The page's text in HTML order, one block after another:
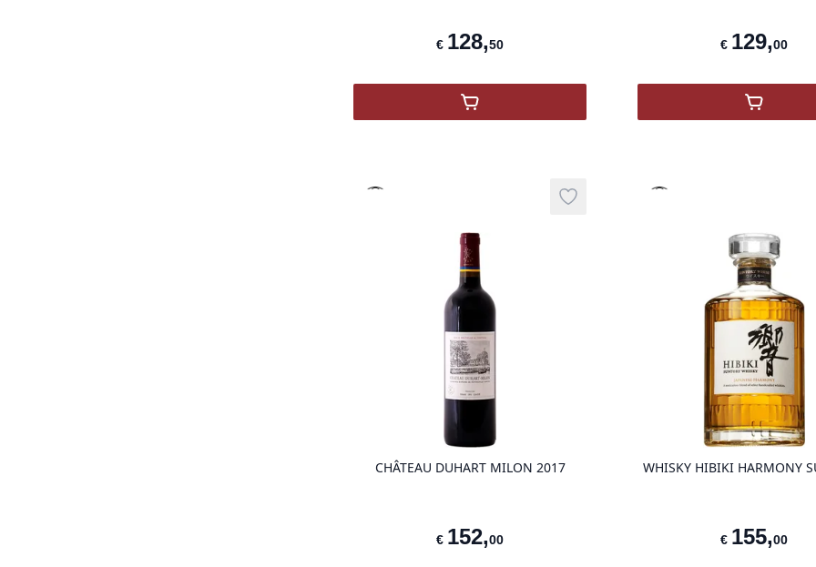
€ 128,50
,Champagne Taittinger Prestige Brut Magnum 1.5L
€ 129,00
,Cognac
Vinothèque
CHÂTEAU DUHART MILON 2017
€ 152,00
Add to wishlist
product variant items in cart, view bag
Prestige-selectie
WHISKY HIBIKI HARMONY
€ 155,00